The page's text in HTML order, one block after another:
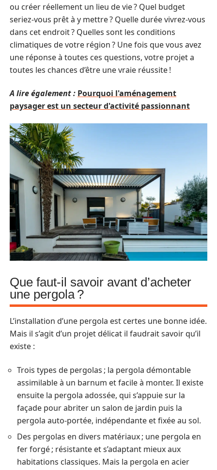
ou créer réellement un lieu de vie ? Quel budget
seriez-vous prêt à y mettre ? Quelle durée vivrez-vous
dans cet endroit ? Quelles sont les conditions
climatiques de votre région ? Une fois que vous avez
une réponse à toutes ces questions, votre projet a
toutes les chances d’être une vraie réussite !
A lire également : Pourquoi l'aménagement
paysager est un secteur d'activité passionnant
Que faut-il savoir avant d’acheter
une pergola ?
L’installation d’une pergola est certes une bonne idée.
Mais il s’agit d’un projet délicat il faudrait savoir qu’il
existe :
Trois types de pergolas ; la pergola démontable
assimilable à un barnum et facile à monter. Il existe
ensuite la pergola adossée, qui s’appuie sur la
façade pour abriter un salon de jardin puis la
pergola auto-portée, indépendante et fixée au sol.
Des pergolas en divers matériaux ; une pergola en
fer forgé ; résistante et s’adaptant mieux aux
habitations classiques. Mais la pergola en acier